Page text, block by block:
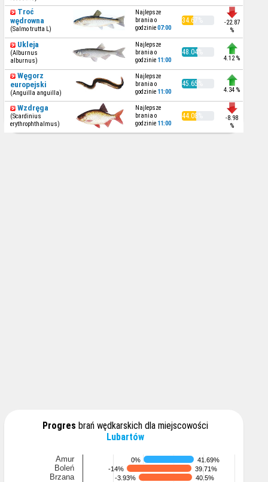
Troć
wędrowna
(Salmo trutta L)
Najlepsze
brania o
godzinie07:00
34.67%
-22.87
%
Ukleja
(Alburnus
alburnus)
Najlepsze
brania o
godzinie 11:00
48.04%
4.12 %
Węgorz
europejski
(Anguilla anguilla)
Najlepsze
brania o
godzinie 11:00
45.65%
4.34 %
Wzdręga
(Scardinius
erythrophthalmus)
Najlepsze
brania o
godzinie 11:00
44.08%
-8.98
%
Progres brań wędkarskich dla miejscowości
Lubartów
0%
0%
-14%
-14%
-3.93%
-3.93%
41.69%
41.69%
39.71%
39.71%
40.5%
40.5%
Amur
Boleń
Brzana